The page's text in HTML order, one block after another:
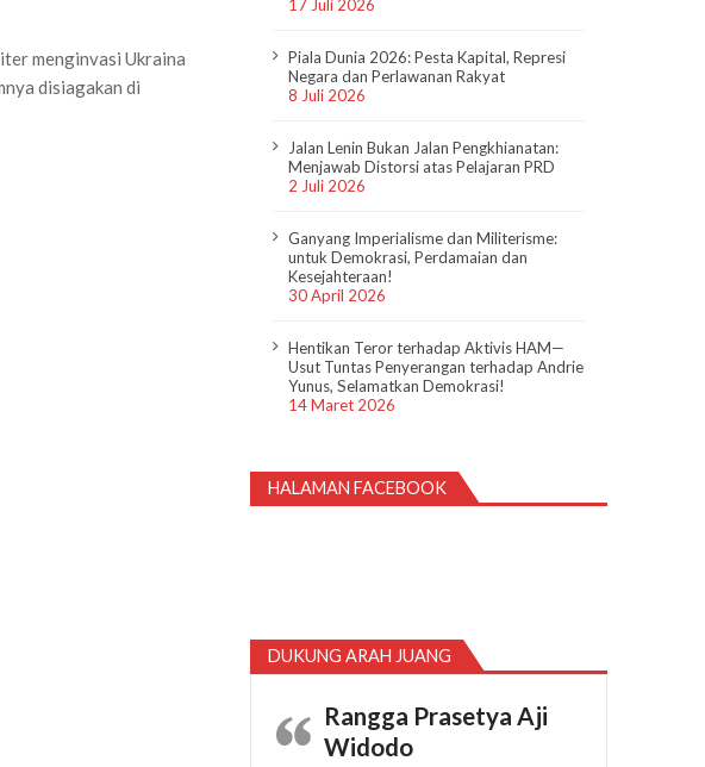
menginvasi Ukraina
disiagakan di
17 Juli 2026
Piala Dunia 2026: Pesta Kapital, Represi
Negara dan Perlawanan Rakyat
8 Juli 2026
Jalan Lenin Bukan Jalan Pengkhianatan:
Menjawab Distorsi atas Pelajaran PRD
2 Juli 2026
Ganyang Imperialisme dan Militerisme:
untuk Demokrasi, Perdamaian dan
Kesejahteraan!
30 April 2026
Hentikan Teror terhadap Aktivis HAM—
Usut Tuntas Penyerangan terhadap Andrie
Yunus, Selamatkan Demokrasi!
14 Maret 2026
HALAMAN FACEBOOK
DUKUNG ARAH JUANG
Rangga Prasetya Aji
Widodo